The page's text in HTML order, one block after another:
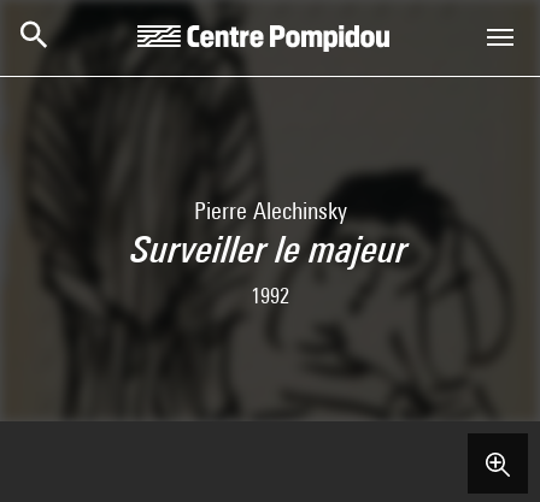
Skip to main content
Centre Pompidou
Pierre Alechinsky
Surveiller le majeur
1992